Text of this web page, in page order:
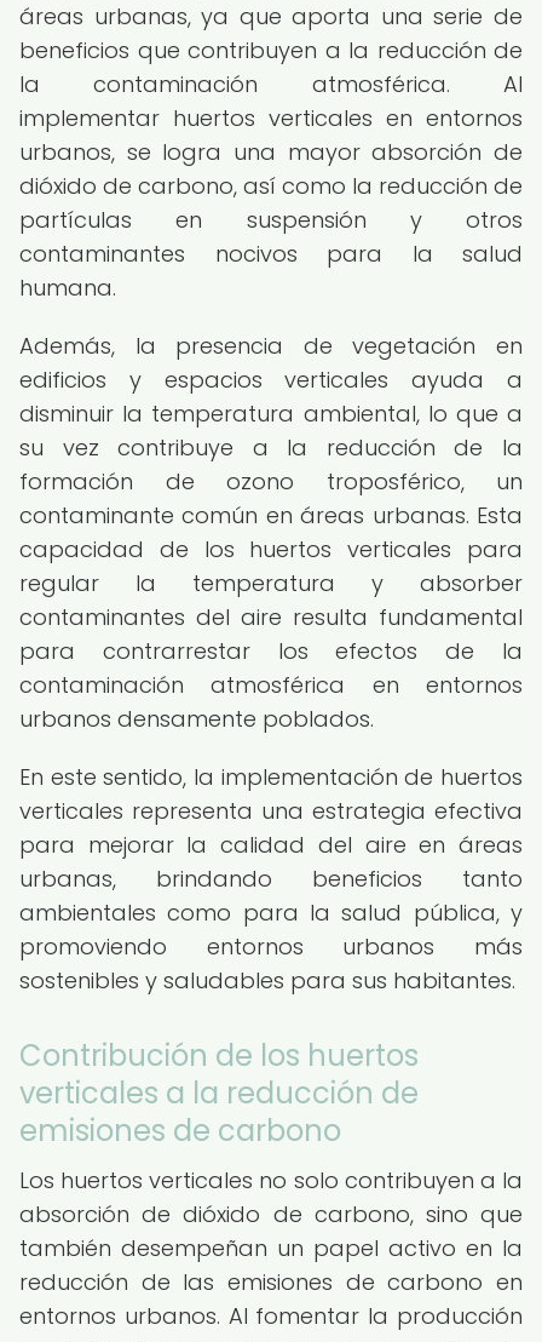
áreas urbanas, ya que aporta una serie de
beneficios que contribuyen a la reducción de
la contaminación atmosférica. Al
implementar huertos verticales en entornos
urbanos, se logra una mayor absorción de
dióxido de carbono, así como la reducción de
partículas en suspensión y otros
contaminantes nocivos para la salud
humana.
Además, la presencia de vegetación en
edificios y espacios verticales ayuda a
disminuir la temperatura ambiental, lo que a
su vez contribuye a la reducción de la
formación de ozono troposférico, un
contaminante común en áreas urbanas. Esta
capacidad de los huertos verticales para
regular la temperatura y absorber
contaminantes del aire resulta fundamental
para contrarrestar los efectos de la
contaminación atmosférica en entornos
urbanos densamente poblados.
En este sentido, la implementación de huertos
verticales representa una estrategia efectiva
para mejorar la calidad del aire en áreas
urbanas, brindando beneficios tanto
ambientales como para la salud pública, y
promoviendo entornos urbanos más
sostenibles y saludables para sus habitantes.
Contribución de los huertos
verticales a la reducción de
emisiones de carbono
Los huertos verticales no solo contribuyen a la
absorción de dióxido de carbono, sino que
también desempeñan un papel activo en la
reducción de las emisiones de carbono en
entornos urbanos. Al fomentar la producción